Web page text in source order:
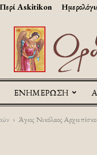
Περί Askitikon
ΕΝΗΜΕΡΩΣΗ
Άγιος Νικόλαος